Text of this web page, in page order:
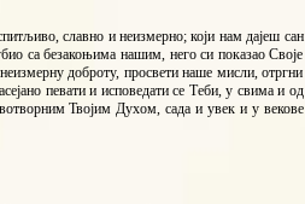
славно и неизмерно; који нам дајеш сан
са безакоњима нашим, него си показао Своје
доброту, просвети наше мисли, отргни
певати и исповедати се Теби, у свима и од
Твојим Духом, сада и увек и у векове